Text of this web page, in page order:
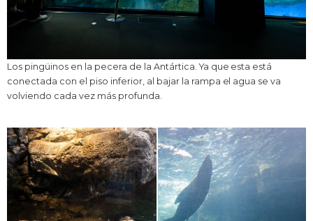
Los pingüinos en la pecera de la Antártica. Ya que esta está
conectada con el piso inferior, al bajar la rampa el agua se va
volviendo cada vez más profunda.